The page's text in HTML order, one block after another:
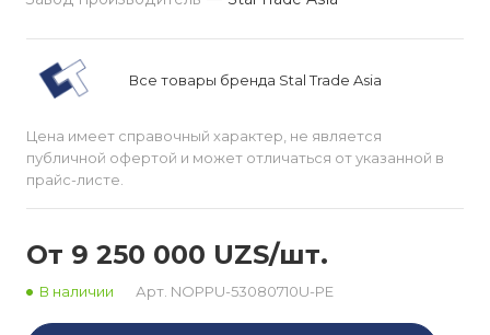
Все товары бренда Stal Trade Asia
Цена имеет справочный характер, не является
публичной офертой и может отличаться от указанной в
прайс-листе.
От 9 250 000 UZS/шт.
В наличии Арт. NOPPU-53080710U-PE